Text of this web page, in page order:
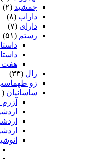
جمشید (۲)
داراب (۸)
دارای (۷)
رستم (۵۱)
هفت
زال (۳۳)
زو
ساسانیان (۳۴۰)